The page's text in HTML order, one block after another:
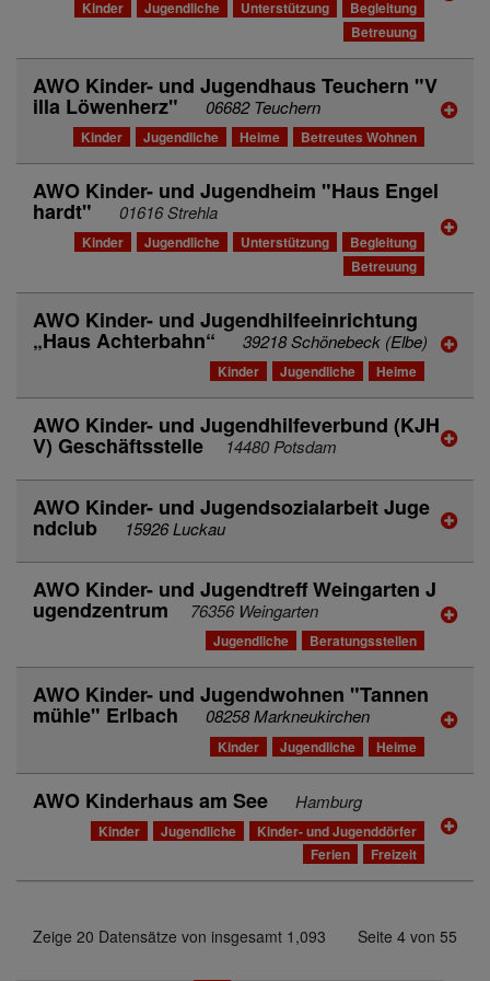
Kinder Jugendliche Unterstützung
Begleitung
Betreuung
AWO Kinder- und Jugendhaus Teuchern "V
illa Löwenherz" 06682 Teuchern
Kinder Jugendliche Heime Betreutes Wohnen
AWO Kinder- und Jugendheim "Haus Engel
hardt" 01616 Strehla
Kinder Jugendliche Unterstützung
Begleitung
Betreuung
AWO Kinder- und Jugendhilfeeinrichtung
„Haus Achterbahn“ 39218 Schönebeck (Elbe)
Kinder Jugendliche Heime
AWO Kinder- und Jugendhilfeverbund (KJH
V) Geschäftsstelle 14480 Potsdam
AWO Kinder- und Jugendsozialarbeit Juge
ndclub 15926 Luckau
AWO Kinder- und Jugendtreff Weingarten J
ugendzentrum 76356 Weingarten
Jugendliche Beratungsstellen
AWO Kinder- und Jugendwohnen "Tannen
mühle" Erlbach 08258 Markneukirchen
Kinder Jugendliche Heime
AWO Kinderhaus am See Hamburg
Kinder Jugendliche
Kinder- und Jugenddörfer
Ferien
Freizeit
Zeige 20 Datensätze von insgesamt 1,093 Seite 4 von 55